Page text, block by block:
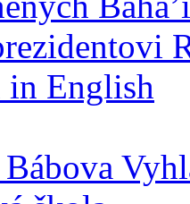
English